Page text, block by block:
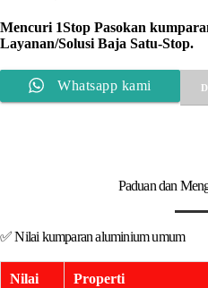
Mencuri 1Stop Pasokan
Layanan/Solusi Baja Satu-Stop.
Whatsapp kami
Paduan dan
✅ Nilai kumparan aluminium umum
Nilai Properti